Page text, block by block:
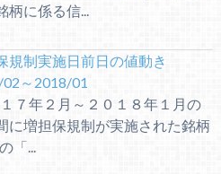
柄に係る信...
規制実施日前日の値動き
～2018/01
７年２月～２０１８年１月の
に増担保規制が実施された銘柄
...